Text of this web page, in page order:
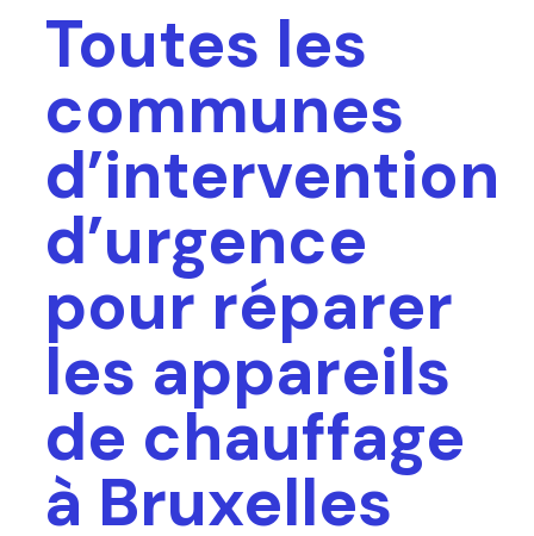
Toutes les
communes
d’intervention
d’urgence
pour réparer
les appareils
de chauffage
à Bruxelles